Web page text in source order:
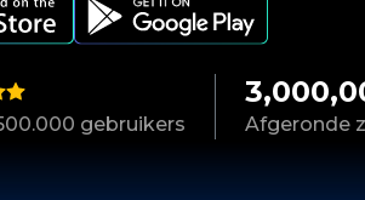
gebruikers Afgeronde